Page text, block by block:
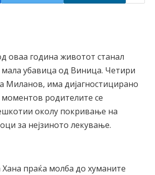
оваа година животот станал
мала убавица од Виница. Четири
Миланов, има дијагностицирано
моментов родителите се
околу покривање на
за нејзиното лекување.
Хана праќа молба до хуманите